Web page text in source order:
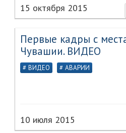
15 октября 2015
Первые кадры с
Чувашии. ВИДЕО
ВИДЕО АВАРИИ
10 июля 2015